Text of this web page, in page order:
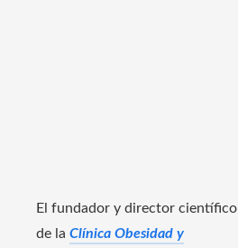
El fundador y director científico
de la Clínica Obesidad y